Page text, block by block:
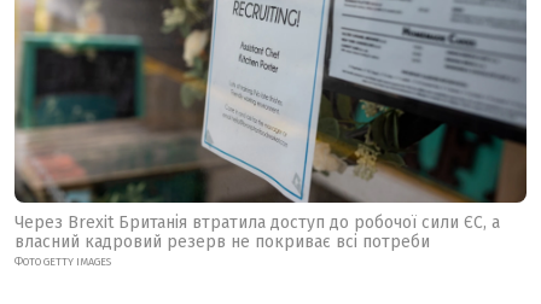
Через Brexit Британія втратила доступ до робочої сили ЄС, а
власний кадровий резерв не покриває всі потреби
ФОТО GETTY IMAGES